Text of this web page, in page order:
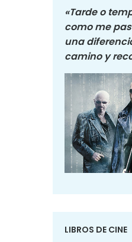
«Tarde o
como me
una
camino y
LIBROS DE CINE